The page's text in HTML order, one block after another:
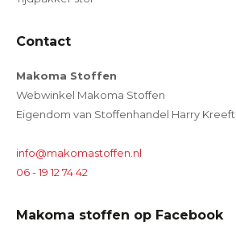
Contact
Makoma Stoffen
Webwinkel Makoma Stoffen
Eigendom van Stoffenhandel Harry Kreeft
info@makomastoffen.nl
06 - 19 12 74 42
Makoma stoffen op Facebook